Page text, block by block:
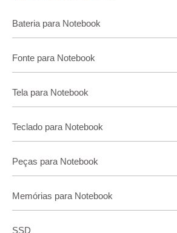
Bateria para Notebook
Fonte para Notebook
Tela para Notebook
Teclado para Notebook
Peças para Notebook
Memórias para Notebook
SSD